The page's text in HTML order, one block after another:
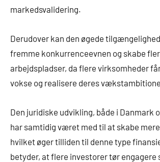
markedsvalidering.
Derudover kan den øgede
fremme konkurrenceevnen og skabe
arbejdspladser, da flere virksomheder
vokse og realisere deres
Den juridiske udvikling, både i Danmark
har samtidig været med til at skabe
hvilket øger tilliden til denne type
betyder, at flere investorer tør engagere